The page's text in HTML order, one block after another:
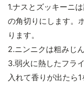
1.ナスとズッキーニ
の角切りにします。
ります。
2.ニンニクは粗みじ
3.弱火に熱したフラ
入れて香りが出たら1